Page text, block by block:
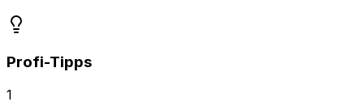
Profi-Tipps
1